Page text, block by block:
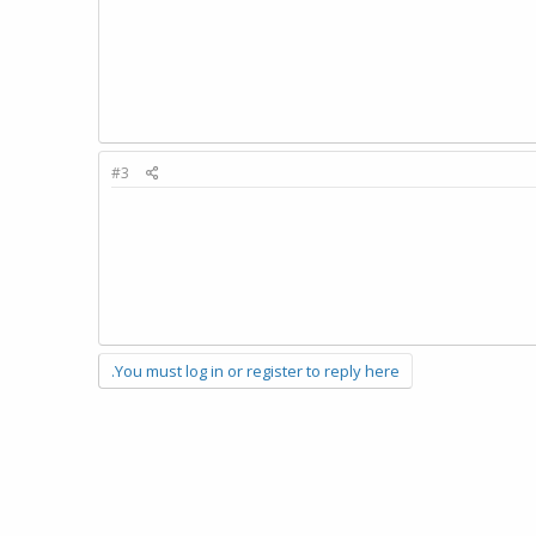
#3
You must log in or register to reply here.